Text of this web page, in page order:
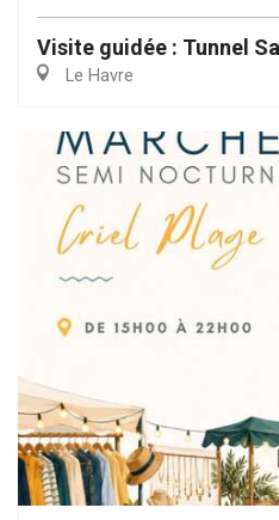
Visite guidée : Tunnel
Le Havre